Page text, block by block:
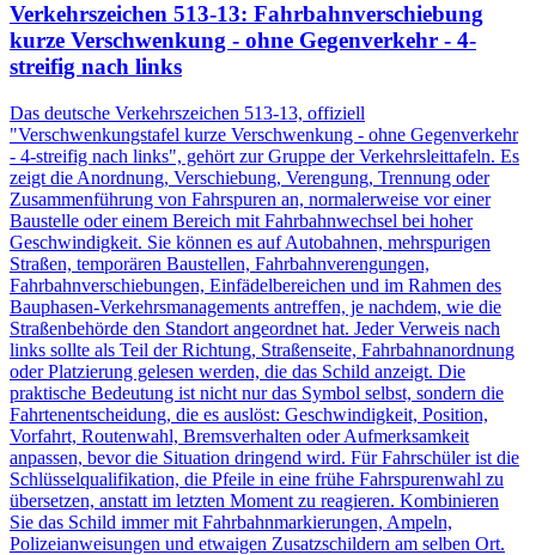
Verkehrszeichen 513-13: Fahrbahnverschiebung
kurze Verschwenkung - ohne Gegenverkehr - 4-
streifig nach links
Das deutsche Verkehrszeichen 513-13, offiziell
"Verschwenkungstafel kurze Verschwenkung - ohne Gegenverkehr
- 4-streifig nach links", gehört zur Gruppe der Verkehrsleittafeln. Es
zeigt die Anordnung, Verschiebung, Verengung, Trennung oder
Zusammenführung von Fahrspuren an, normalerweise vor einer
Baustelle oder einem Bereich mit Fahrbahnwechsel bei hoher
Geschwindigkeit. Sie können es auf Autobahnen, mehrspurigen
Straßen, temporären Baustellen, Fahrbahnverengungen,
Fahrbahnverschiebungen, Einfädelbereichen und im Rahmen des
Bauphasen-Verkehrsmanagements antreffen, je nachdem, wie die
Straßenbehörde den Standort angeordnet hat. Jeder Verweis nach
links sollte als Teil der Richtung, Straßenseite, Fahrbahnanordnung
oder Platzierung gelesen werden, die das Schild anzeigt. Die
praktische Bedeutung ist nicht nur das Symbol selbst, sondern die
Fahrtenentscheidung, die es auslöst: Geschwindigkeit, Position,
Vorfahrt, Routenwahl, Bremsverhalten oder Aufmerksamkeit
anpassen, bevor die Situation dringend wird. Für Fahrschüler ist die
Schlüsselqualifikation, die Pfeile in eine frühe Fahrspurenwahl zu
übersetzen, anstatt im letzten Moment zu reagieren. Kombinieren
Sie das Schild immer mit Fahrbahnmarkierungen, Ampeln,
Polizeianweisungen und etwaigen Zusatzschildern am selben Ort.